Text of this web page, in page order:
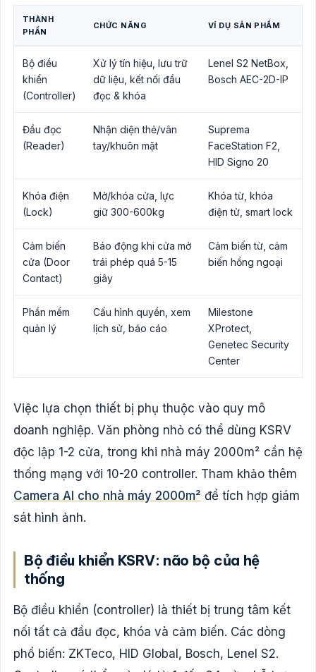
THÀNH
PHẦN
CHỨC NĂNG VÍ DỤ SẢN PHẨM
Bộ điều
khiển
(Controller)
Xử lý tín hiệu, lưu trữ
dữ liệu, kết nối đầu
đọc & khóa
Lenel S2 NetBox,
Bosch AEC-2D-IP
Đầu đọc
(Reader)
Nhận diện thẻ/vân
tay/khuôn mặt
Suprema
FaceStation F2,
HID Signo 20
Khóa điện
(Lock)
Mở/khóa cửa, lực
giữ 300-600kg
Khóa từ, khóa
điện tử, smart lock
Cảm biến
cửa (Door
Contact)
Báo động khi cửa mở
trái phép quá 5-15
giây
Cảm biến từ, cảm
biến hồng ngoại
Phần mềm
quản lý
Cấu hình quyền, xem
lịch sử, báo cáo
Milestone
XProtect,
Genetec Security
Center
Việc lựa chọn thiết bị phụ thuộc vào quy mô
doanh nghiệp. Văn phòng nhỏ có thể dùng KSRV
độc lập 1-2 cửa, trong khi nhà máy 2000m² cần hệ
thống mạng với 10-20 controller. Tham khảo thêm
Camera AI cho nhà máy 2000m² để tích hợp giám
sát hình ảnh.
Bộ điều khiển KSRV: não bộ của hệ
thống
Bộ điều khiển (controller) là thiết bị trung tâm kết
nối tất cả đầu đọc, khóa và cảm biến. Các dòng
phổ biến: ZKTeco, HID Global, Bosch, Lenel S2.